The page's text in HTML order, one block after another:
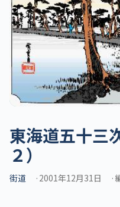
東海道五十三
２）
街道 2001年12月31日